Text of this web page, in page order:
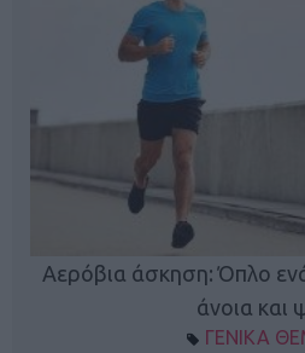
Αερόβια άσκηση: Όπλο
άνοια και
ΓΕΝΙΚΑ